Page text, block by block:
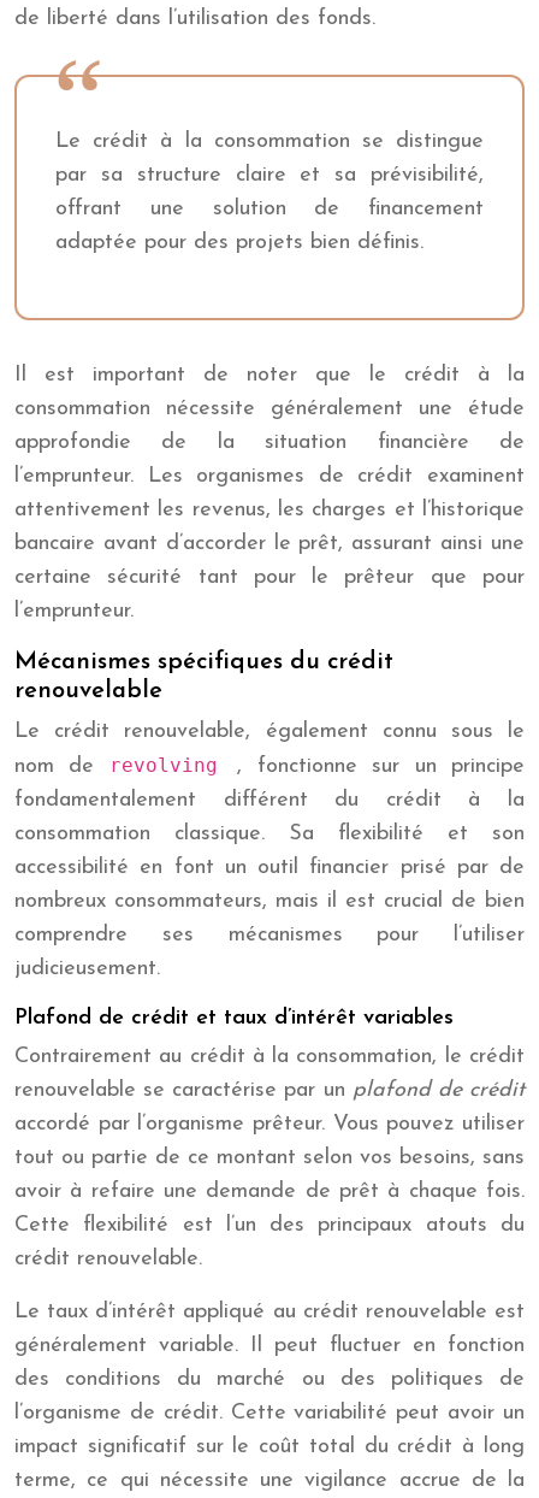
de liberté dans l’utilisation des fonds.
Le crédit à la consommation se distingue
par sa structure claire et sa prévisibilité,
offrant une solution de financement
adaptée pour des projets bien définis.
Il est important de noter que le crédit à la
consommation nécessite généralement une étude
approfondie de la situation financière de
l’emprunteur. Les organismes de crédit examinent
attentivement les revenus, les charges et l’historique
bancaire avant d’accorder le prêt, assurant ainsi une
certaine sécurité tant pour le prêteur que pour
l’emprunteur.
Mécanismes spécifiques du crédit
renouvelable
Le crédit renouvelable, également connu sous le
nom de
revolving , fonctionne sur un principe
fondamentalement différent du crédit à la
consommation classique. Sa flexibilité et son
accessibilité en font un outil financier prisé par de
nombreux consommateurs, mais il est crucial de bien
comprendre ses mécanismes pour l’utiliser
judicieusement.
Plafond de crédit et taux d’intérêt variables
Contrairement au crédit à la consommation, le crédit
renouvelable se caractérise par un plafond de crédit
accordé par l’organisme prêteur. Vous pouvez utiliser
tout ou partie de ce montant selon vos besoins, sans
avoir à refaire une demande de prêt à chaque fois.
Cette flexibilité est l’un des principaux atouts du
crédit renouvelable.
Le taux d’intérêt appliqué au crédit renouvelable est
généralement variable. Il peut fluctuer en fonction
des conditions du marché ou des politiques de
l’organisme de crédit. Cette variabilité peut avoir un
impact significatif sur le coût total du crédit à long
terme, ce qui nécessite une vigilance accrue de la